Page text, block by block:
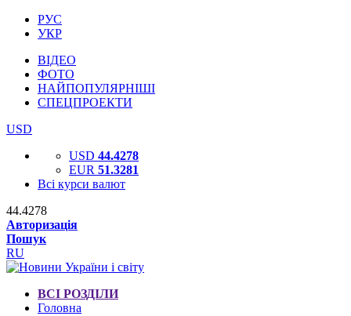
РУС
УКР
ВІДЕО
ФОТО
НАЙПОПУЛЯРНІШІ
СПЕЦПРОЕКТИ
USD
USD 44.4278
EUR 51.3281
Всі курси валют
44.4278
Авторизація
Пошук
RU
ВСІ РОЗДІЛИ
Головна